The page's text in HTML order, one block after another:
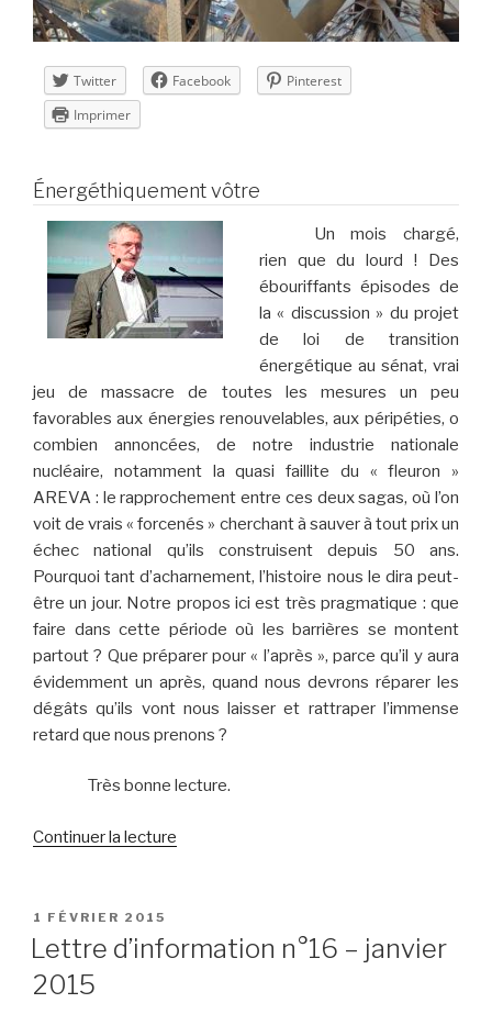
Twitter Facebook
Pinterest
Imprimer
Énergéthiquement vôtre
Un mois chargé,
rien que du lourd ! Des
ébouriffants épisodes de
la « discussion » du projet
de loi de transition
énergétique au sénat, vrai
jeu de massacre de toutes les mesures un peu
favorables aux énergies renouvelables, aux péripéties, o
combien annoncées, de notre industrie nationale
nucléaire, notamment la quasi faillite du « fleuron »
AREVA : le rapprochement entre ces deux sagas, où l’on
voit de vrais « forcenés » cherchant à sauver à tout prix un
échec national qu’ils construisent depuis 50 ans.
Pourquoi tant d’acharnement, l’histoire nous le dira peut-
être un jour. Notre propos ici est très pragmatique : que
faire dans cette période où les barrières se montent
partout ? Que préparer pour « l’après », parce qu’il y aura
évidemment un après, quand nous devrons réparer les
dégâts qu’ils vont nous laisser et rattraper l’immense
retard que nous prenons ?
Très bonne lecture.
Continuer la lecture
–
PUBLIÉ
LE
1 FÉVRIER 2015
Lettre d’information n°16 – janvier
2015